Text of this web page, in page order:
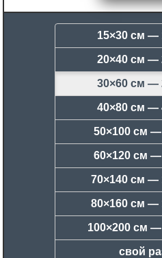
15×30 см —
20×40 см —
30×60 см —
40×80 см —
50×100 см —
60×120 см —
70×140 см —
80×160 см —
100×200 см —
свой